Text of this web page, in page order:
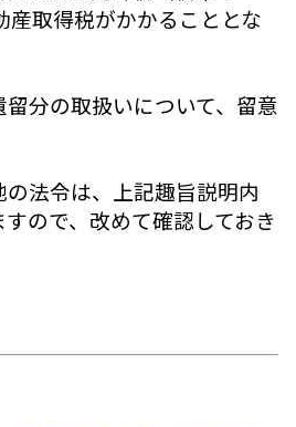
産取得税がかかることとな
分の取扱いについて、留意
法令は、上記趣旨説明内
ので、改めて確認しておき